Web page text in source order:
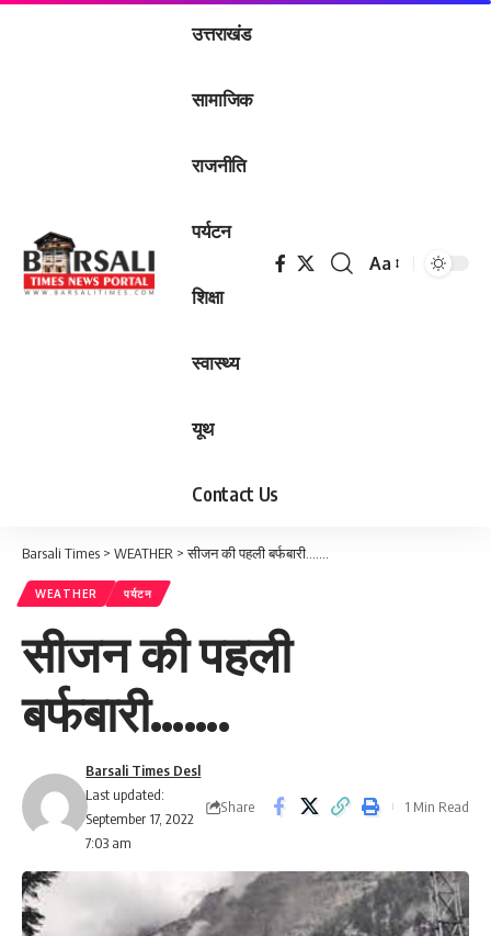
उत्तराखंड
सामाजिक
राजनीति
पर्यटन
शिक्षा
स्वास्थ्य
यूथ
Contact Us
Font
Aa
Barsali Times > WEATHER >सीजन की पहली बर्फबारी…….
WEATHER पर्यटन
सीजन की पहली
बर्फबारी…….
Last updated:
September 17, 2022
7:03 am
Barsali Times Desl
Share 1 Min Read